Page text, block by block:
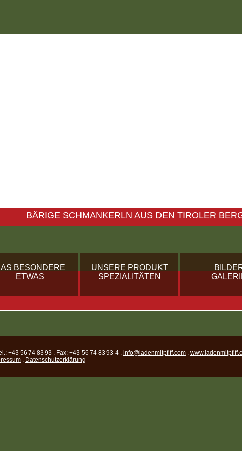
BÄRIGE SCHMANKERLN AUS DEN TIROLER
BESONDERE
ETWAS
UNSERE PRODUKT
SPEZIALITÄTEN
+43 56 74 83 93 . Fax: +43 56 74 83 93-4 . info@ladenmitpfiff.com .
. Datenschutzerklärung